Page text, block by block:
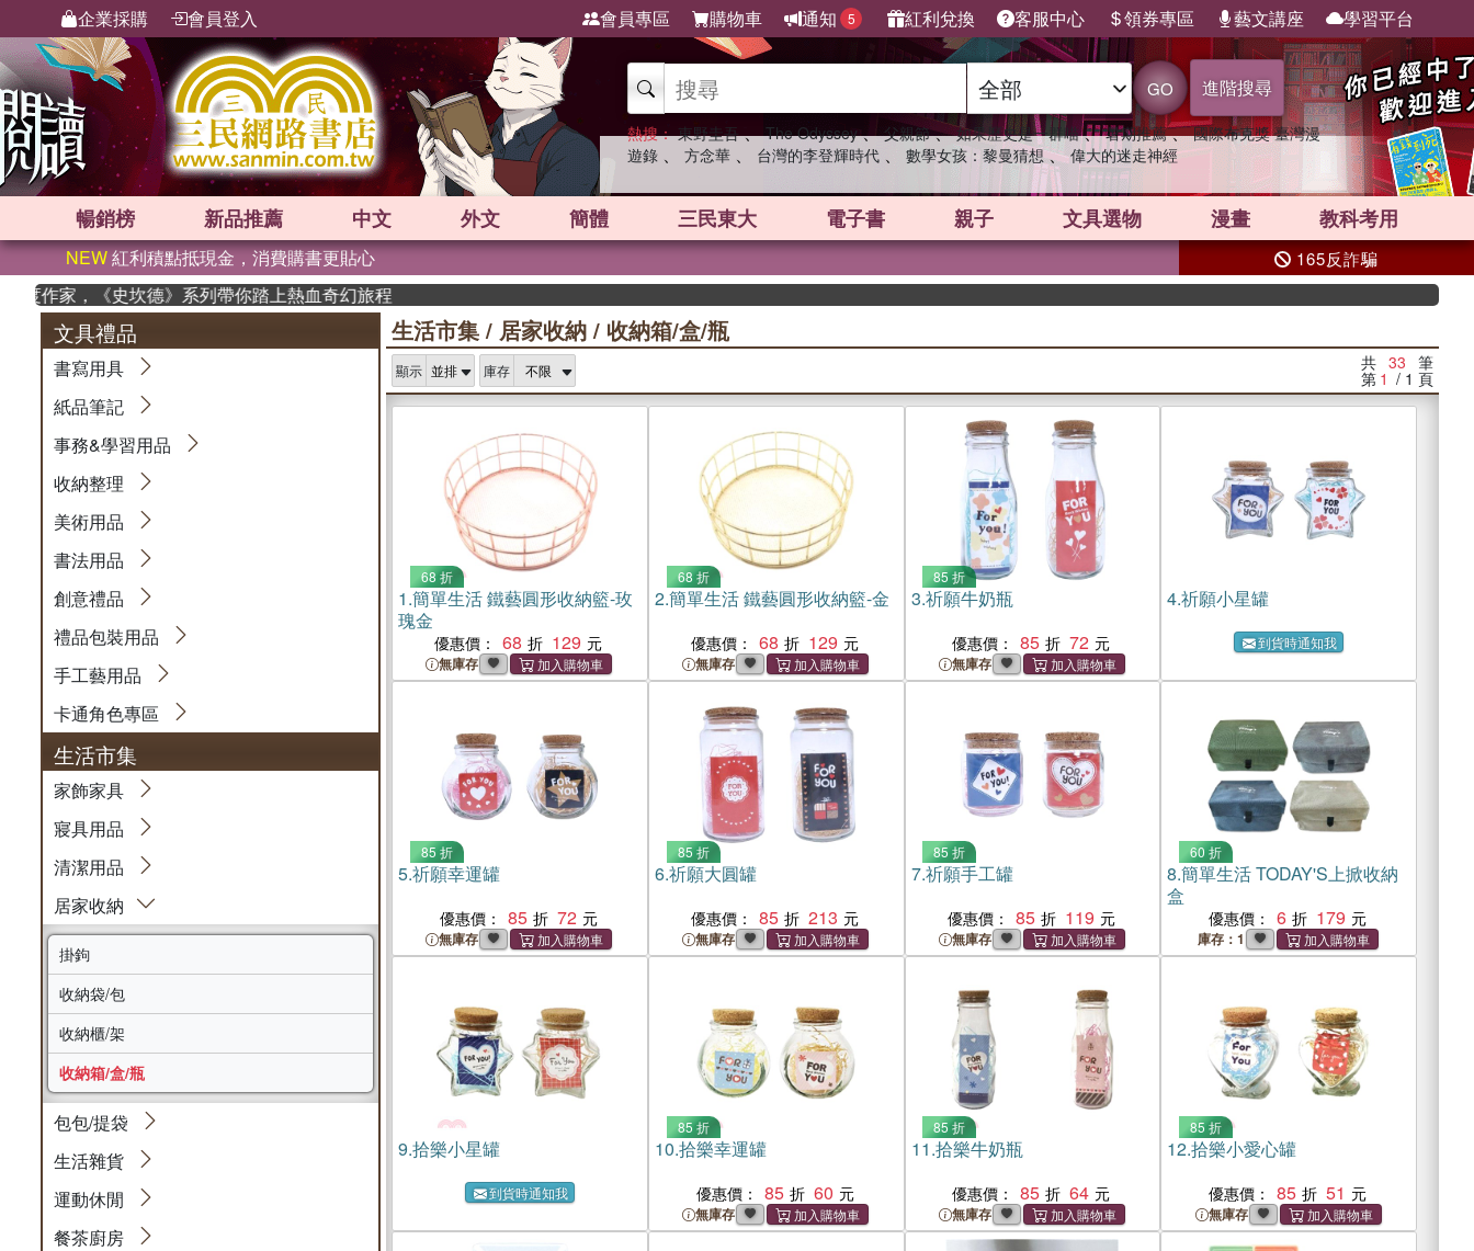
企業採購 會員登入 會員專區 購物車 通知 5 紅利兌換 客服中心 領券專區 藝文講座 學習平台
GO 進階搜尋
熱搜： 東野圭吾 、 The Odyssey 、 父親節 、 如果歷史是一群喵 、 暑期推薦 、 國際布克獎 臺灣漫
遊錄 、 方念華 、 台灣的李登輝時代 、 數學女孩：黎曼猜想 、 偉大的迷走神經
暢銷榜 新品推薦 中文 外文 簡體 三民東大 電子書 親子 文具選物 漫畫 教科考用
NEW紅利積點抵現金，消費購書更貼心 165反詐騙
史坎德》系列帶你踏上熱血奇幻旅程
文具禮品
書寫用具
紙品筆記
事務&學習用品
收納整理
美術用品
書法用品
創意禮品
禮品包裝用品
手工藝用品
卡通角色專區
生活市集
家飾家具
寢具用品
清潔用品
居家收納
掛鉤
收納袋/包
收納櫃/架
收納箱/盒/瓶
包包/提袋
生活雜貨
運動休閒
餐茶廚房
生活市集 / 居家收納 / 收納箱/盒/瓶
顯示 庫存 共 33 筆
第 1 / 1 頁
68 折
1.簡單生活 鐵藝圓形收納籃-玫
瑰金
優惠價： 68 129
無庫存
68 折
2.簡單生活 鐵藝圓形收納籃-金
優惠價： 68 129
無庫存
85 折
3.祈願牛奶瓶
優惠價： 85 72
無庫存
4.祈願小星罐
到貨時通知我
85 折
5.祈願幸運罐
優惠價： 85 72
無庫存
85 折
6.祈願大圓罐
優惠價： 85 213
無庫存
85 折
7.祈願手工罐
優惠價： 85 119
無庫存
60 折
8.簡單生活 TODAY'S上掀收納
盒
優惠價： 6 179
庫存：1
9.拾樂小星罐
到貨時通知我
85 折
10.拾樂幸運罐
優惠價： 85 60
無庫存
85 折
11.拾樂牛奶瓶
優惠價： 85 64
無庫存
85 折
12.拾樂小愛心罐
優惠價： 85 51
無庫存